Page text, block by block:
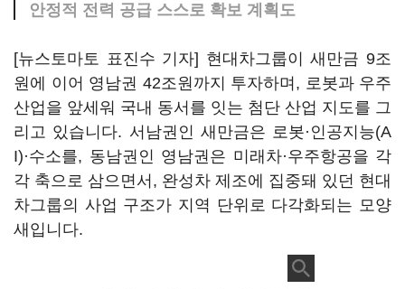
안정적 전력 공급 스스로 확보 계획도
[뉴스토마토 표진수 기자] 현대차그룹이 새만금 9조
원에 이어 영남권 42조원까지 투자하며, 로봇과 우주
산업을 앞세워 국내 동서를 잇는 첨단 산업 지도를 그
리고 있습니다. 서남권인 새만금은 로봇·인공지능(A
I)·수소를, 동남권인 영남권은 미래차·우주항공을 각
각 축으로 삼으면서, 완성차 제조에 집중돼 있던 현대
차그룹의 사업 구조가 지역 단위로 다각화되는 모양
새입니다.